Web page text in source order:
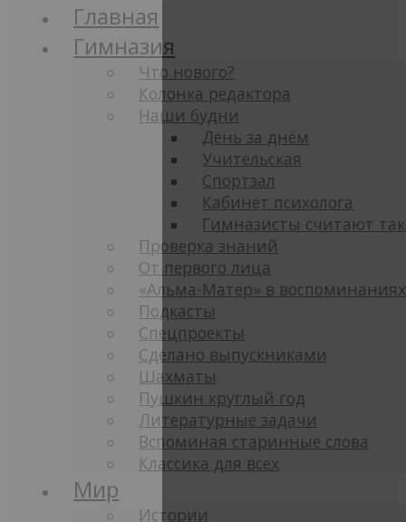
Главная
Гимназия
Что нового?
Колонка редактора
Наши будни
День за днём
Учительская
Спортзал
Кабинет психолога
Гимназисты считают так
Проверка знаний
От первого лица
«Альма-Матер» в воспоминаниях
Подкасты
Спецпроекты
Сделано выпускниками
Шахматы
Пушкин круглый год
Литературные задачи
Вспоминая старинные слова
Классика для всех
Мир
Истории